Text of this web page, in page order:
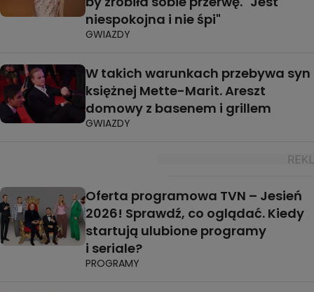
niespokojna i nie śpi"
GWIAZDY
W takich warunkach przebywa syn
księżnej Mette-Marit. Areszt
domowy z basenem i grillem
GWIAZDY
Oferta programowa TVN – Jesień
2026! Sprawdź, co oglądać. Kiedy
startują ulubione programy
i seriale?
PROGRAMY